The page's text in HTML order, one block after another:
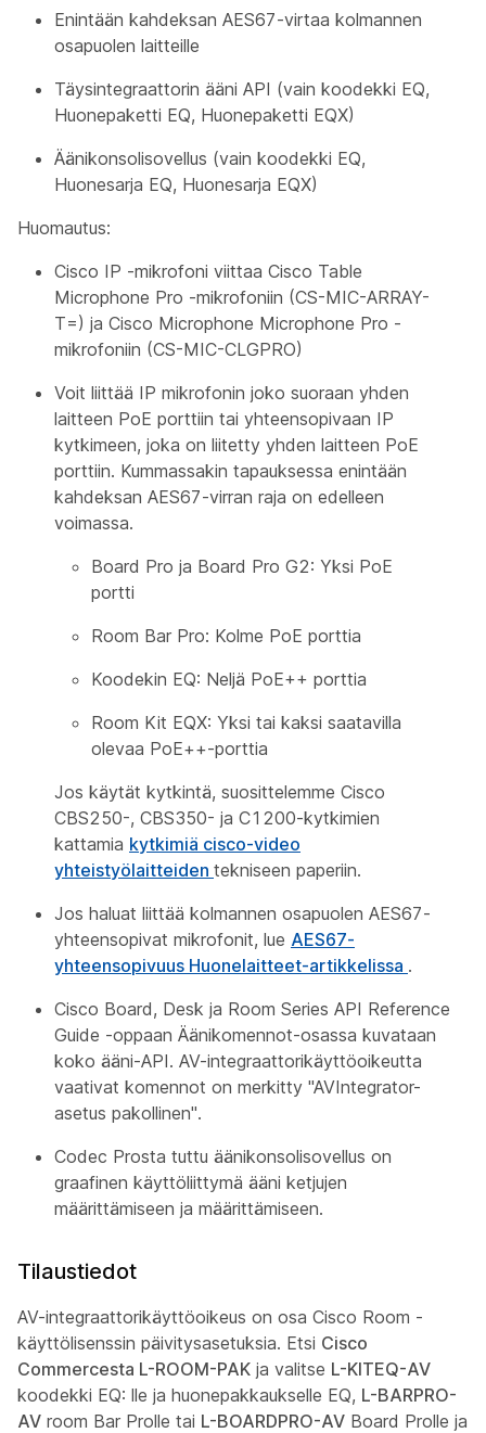
Enintään kahdeksan AES67-virtaa kolmannen
osapuolen laitteille
Täysintegraattorin ääni API (vain koodekki EQ,
Huonepaketti EQ, Huonepaketti EQX)
Äänikonsolisovellus (vain koodekki EQ,
Huonesarja EQ, Huonesarja EQX)
Huomautus:
Cisco IP -mikrofoni viittaa Cisco Table
Microphone Pro -mikrofoniin (CS-MIC-ARRAY-
T=) ja Cisco Microphone Microphone Pro -
mikrofoniin (CS-MIC-CLGPRO)
Voit liittää IP mikrofonin joko suoraan yhden
laitteen PoE porttiin tai yhteensopivaan IP
kytkimeen, joka on liitetty yhden laitteen PoE
porttiin. Kummassakin tapauksessa enintään
kahdeksan AES67-virran raja on edelleen
voimassa.
Board Pro ja Board Pro G2: Yksi PoE
portti
Room Bar Pro: Kolme PoE porttia
Koodekin EQ: Neljä PoE++ porttia
Room Kit EQX: Yksi tai kaksi saatavilla
olevaa PoE++-porttia
Jos käytät kytkintä, suosittelemme Cisco
CBS250-, CBS350- ja C1200-kytkimien
kattamia kytkimiä cisco-video
yhteistyölaitteiden tekniseen paperiin.
Jos haluat liittää kolmannen osapuolen AES67-
yhteensopivat mikrofonit, lue AES67-
yhteensopivuus Huonelaitteet-artikkelissa .
Cisco Board, Desk ja Room Series API Reference
Guide -oppaan Äänikomennot-osassa kuvataan
koko ääni-API. AV-integraattorikäyttöoikeutta
vaativat komennot on merkitty "AVIntegrator-
asetus pakollinen".
Codec Prosta tuttu äänikonsolisovellus on
graafinen käyttöliittymä ääni ketjujen
määrittämiseen ja määrittämiseen.
Tilaustiedot
AV-integraattorikäyttöoikeus on osa Cisco Room -
käyttölisenssin päivitysasetuksia. Etsi Cisco
Commercesta L-ROOM-PAK ja valitse L-KITEQ-AV
koodekki EQ: lle ja huonepakkaukselle EQ, L-BARPRO-
AV room Bar Prolle tai L-BOARDPRO-AV Board Prolle ja